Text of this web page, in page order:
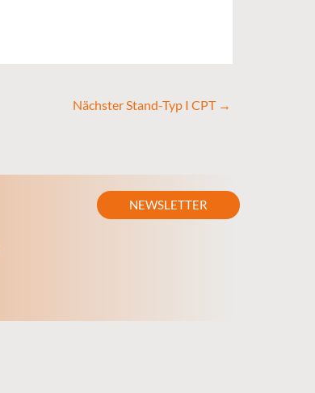
Nächster Stand-Typ I CPT →
NEWSLETTER